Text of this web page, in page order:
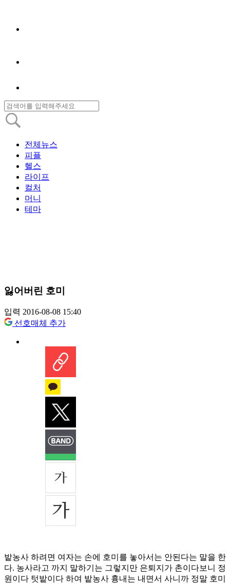
전체뉴스
피플
헬스
라이프
컬처
머니
테마
잃어버린 호미
입력 2016-08-08 15:40
선호매체 추가
밭농사 하려면 여자는 손에 호미를 놓아서는 안된다는 말을 한
다. 농사라고 까지 말하기는 그렇지만 은퇴지가 촌이다보니 정
원이다 텃밭이다 하여 밭농사 흉내는 내면서 사니까 정말 호미